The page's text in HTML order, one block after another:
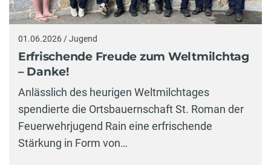
01.06.2026 / Jugend
Erfrischende Freude zum Weltmilchtag
– Danke!
Anlässlich des heurigen Weltmilchtages
spendierte die Ortsbauernschaft St. Roman der
Feuerwehrjugend Rain eine erfrischende
Stärkung in Form von…